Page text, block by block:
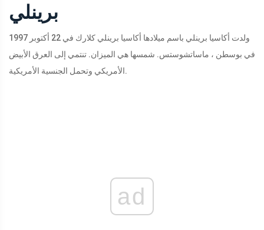
برينلي
ولدت أكاسيا برينلي باسم ميلادها أكاسيا برينلي كلارك في 22 أكتوبر 1997
في بوسطن ، ماساتشوستس. شمسها هي الميزان. تنتمي إلى العرق الأبيض
الأمريكي وتحمل الجنسية الأمريكية.
ad